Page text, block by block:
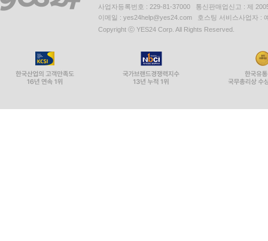
사업자등록번호 : 229-81-37000 통신판매업신고 : 제
이메일 : yes24help@yes24.com 호스팅 서비스사업자 :
Copyright ⓒ YES24 Corp. All Rights Reserved.